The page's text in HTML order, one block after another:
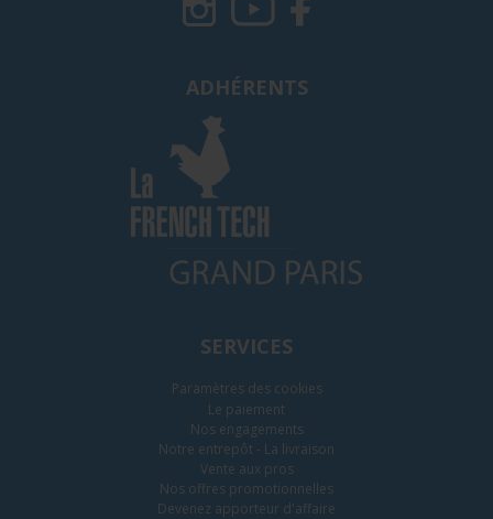
ADHÉRENTS
SERVICES
Paramètres des cookies
Le paiement
Nos engagements
Notre entrepôt - La livraison
Vente aux pros
Nos offres promotionnelles
Devenez apporteur d'affaire